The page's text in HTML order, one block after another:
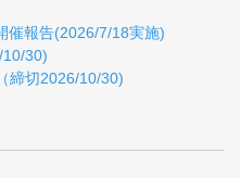
催報告(2026/7/18実施)
30)
締切2026/10/30)